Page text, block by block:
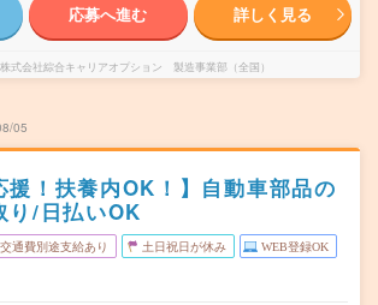
応募へ進む 詳しく見る
株式会社綜合キャリアオプション 製造事業部（全国）
05
援！扶養内OK！】自動車部品の
り/日払いOK
交通費別途支給あり 土日祝日が休み WEB登録OK